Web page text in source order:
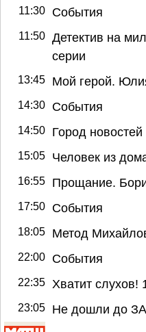
11:30 События
11:50 Детектив на
серии
13:45 Мой герой.
14:30 События
14:50 Город новостей
15:05 Человек из
16:55 Прощание.
17:50 События
18:05 Метод
22:00 События
22:35 Хватит слухов!
23:05 Не дошли до